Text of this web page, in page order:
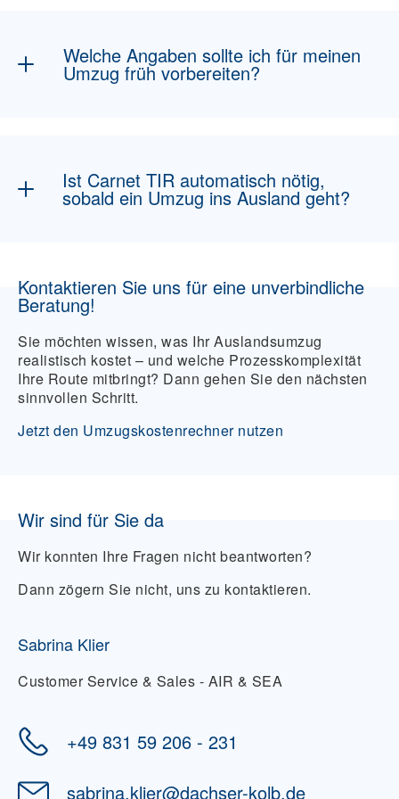
relevanter Informationen und bei
organisatorischen Schnittstellen vor, während
Welche Angaben sollte ich für meinen
Umzug früh vorbereiten?
Anforderungen an Ladeeinheiten oder Zufahrt.
Ist Carnet TIR automatisch nötig,
sobald ein Umzug ins Ausland geht?
Transitländer, Transportart und zollseitige
Anforderungen.
Kontaktieren Sie uns für eine unverbindliche
Beratung!
Sie möchten wissen, was Ihr Auslandsumzug
realistisch kostet – und welche Prozesskomplexität
Ihre Route mitbringt? Dann gehen Sie den nächsten
sinnvollen Schritt.
Jetzt den Umzugskostenrechner nutzen
Wir sind für Sie da
Wir konnten Ihre Fragen nicht beantworten?
Dann zögern Sie nicht, uns zu kontaktieren.
Sabrina Klier
Customer Service & Sales - AIR & SEA
+49 831 59 206 - 231
sabrina.klier@dachser-kolb.de